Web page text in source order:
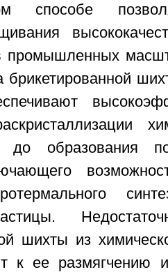
способе
промышленных
брикетированной
образования
шихты из
к ее размягчению